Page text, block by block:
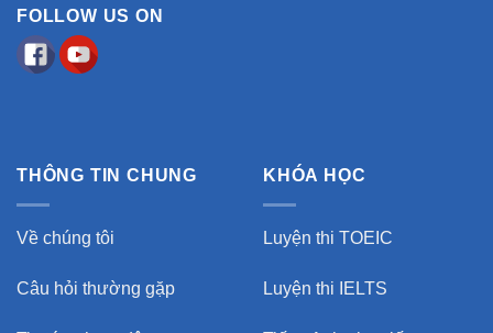
FOLLOW US ON
THÔNG TIN CHUNG
Về chúng tôi
Câu hỏi thường gặp
KHÓA HỌC
Luyện thi TOEIC
Luyện thi IELTS